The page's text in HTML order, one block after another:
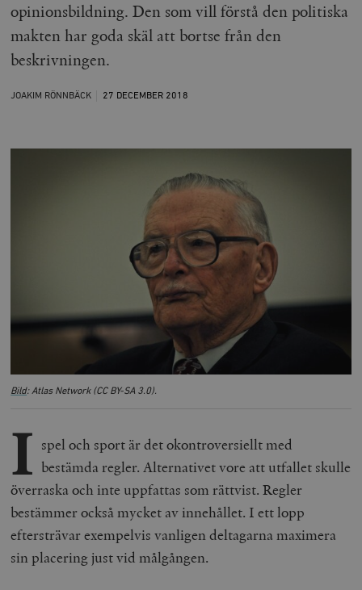
opinionsbildning. Den som vill förstå den politiska
makten har goda skäl att bortse från den
beskrivningen.
JOAKIM RÖNNBÄCK 27 DECEMBER 2018
Bild: Atlas Network (CC BY-SA 3.0).
I spel och sport är det okontroversiellt med
bestämda regler. Alternativet vore att utfallet skulle
överraska och inte uppfattas som rättvist. Regler
bestämmer också mycket av innehållet. I ett lopp
eftersträvar exempelvis vanligen deltagarna maximera
sin placering just vid målgången.